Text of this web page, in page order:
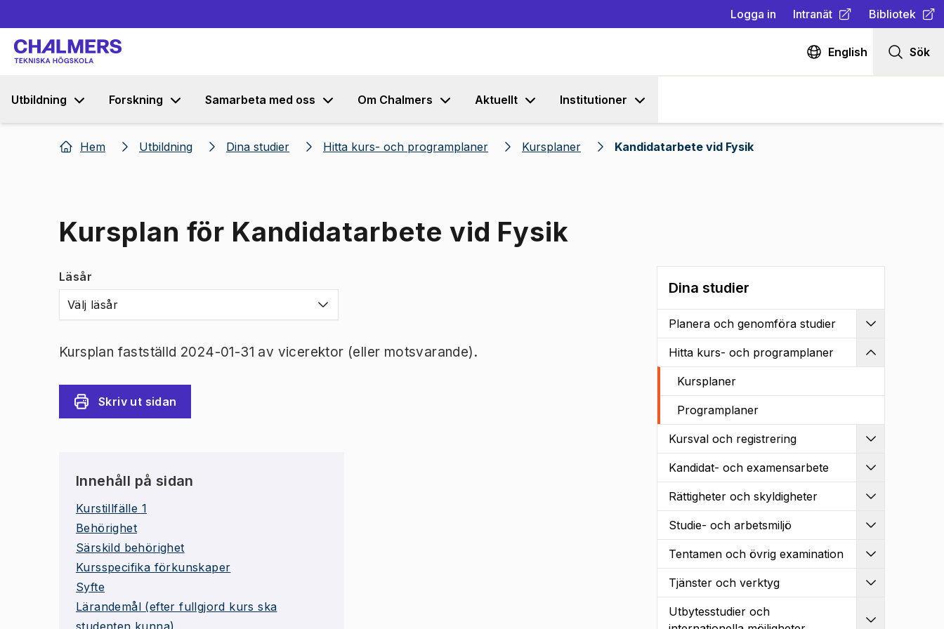
Logga in Intranät
(Öppnas i ny flik)
Bibliotek
(Öppnas i ny
English Sök
Utbildning Forskning Samarbeta med oss Om Chalmers Aktuellt Institutioner
Hem Utbildning Dina studier Hitta kurs- och programplaner Kursplaner Kandidatarbete vid Fysik
Kursplan för Kandidatarbete vid Fysik
Läsår
Välj läsår
Kursplan fastställd 2024-01-31 av vicerektor (eller motsvarande).
Skriv ut sidan
Innehåll på sidan
Kurstillfälle 1
Behörighet
Särskild behörighet
Kursspecifika förkunskaper
Syfte
Lärandemål (efter fullgjord kurs ska
studenten kunna)
Dina studier
Planera och genomföra studier
Hitta kurs- och programplaner
Kursplaner
Programplaner
Kursval och registrering
Kandidat- och examensarbete
Rättigheter och skyldigheter
Studie- och arbetsmiljö
Tentamen och övrig examination
Tjänster och verktyg
Utbytesstudier och